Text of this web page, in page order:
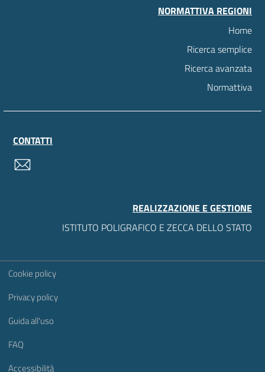
NORMATTIVA REGIONI
Home
Ricerca semplice
Ricerca avanzata
Normattiva
CONTATTI
REALIZZAZIONE E GESTIONE
ISTITUTO POLIGRAFICO E ZECCA DELLO STATO
Sezione Link Utili
Cookie policy
Privacy policy
Guida all'uso
FAQ
Accessibilità